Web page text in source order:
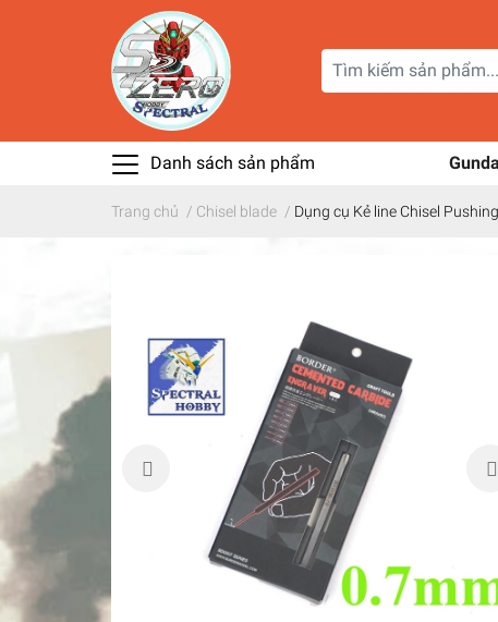
Danh sách sản phẩm
Trang chủ / Chisel blade / Dụng cụ Kẻ line Chisel